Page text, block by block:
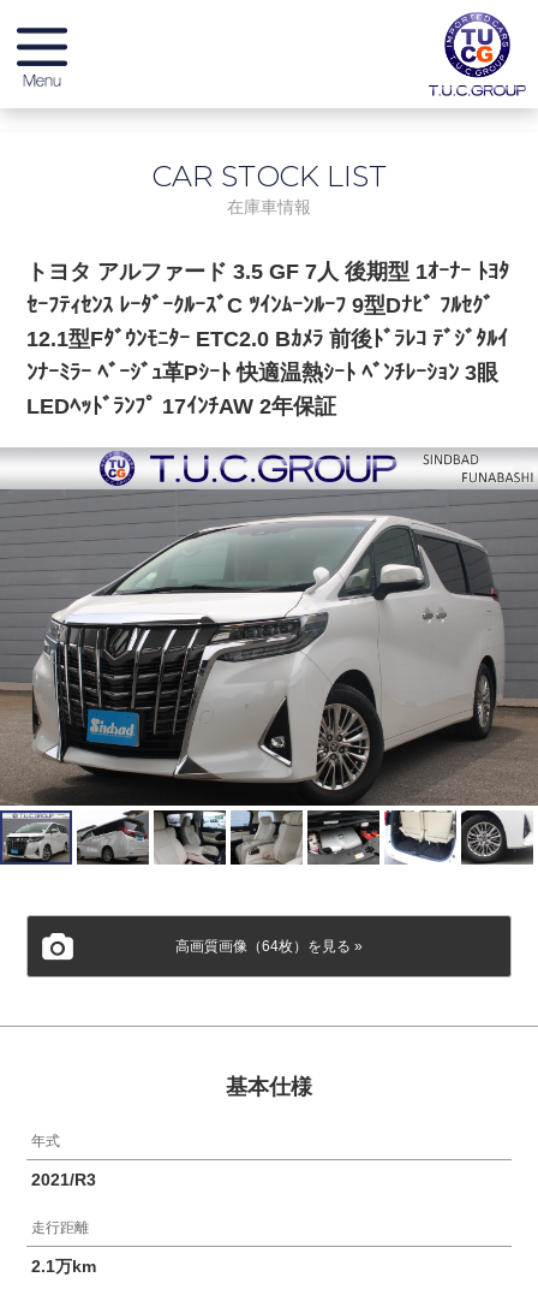
無料保証 & サービス
店舗紹介
スタッフブログ
リクルート
会社概要
個人情報保護方針
CAR STOCK LIST
在庫車情報
トヨタ アルファード 3.5 GF 7人 後期型 1ｵｰﾅｰ ﾄﾖﾀ
ｾｰﾌﾃｨｾﾝｽ ﾚｰﾀﾞｰｸﾙｰｽﾞC ﾂｲﾝﾑｰﾝﾙｰﾌ 9型Dﾅﾋﾞ ﾌﾙｾｸﾞ
12.1型Fﾀﾞｳﾝﾓﾆﾀｰ ETC2.0 Bｶﾒﾗ 前後ﾄﾞﾗﾚｺ ﾃﾞｼﾞﾀﾙｲ
ﾝﾅｰﾐﾗｰ ﾍﾞｰｼﾞｭ革Pｼｰﾄ 快適温熱ｼｰﾄ ﾍﾞﾝﾁﾚｰｼｮﾝ 3眼
LEDﾍｯﾄﾞﾗﾝﾌﾟ 17ｲﾝﾁAW 2年保証
高画質画像（64枚）を見る »
基本仕様
年式
2021/R3
走行距離
2.1万km